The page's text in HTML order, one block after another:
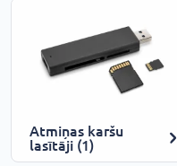
Atmiņas karšu
lasītāji (1)